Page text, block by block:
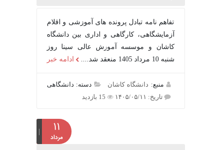
تفاهم نامه تبادل پرونده‌ های آموزشی و اقلام
آزمایشگاهی، کارگاهی و اداری بین دانشگاه
کاشان و موسسه آموزش عالی سینا روز
ادامه خبر
منبع:دانشگاه کاشان
دسته: دانشگاهی
تاریخ: ۱۴۰۵/۰۵/۱۱
15 بازدید
مرداد